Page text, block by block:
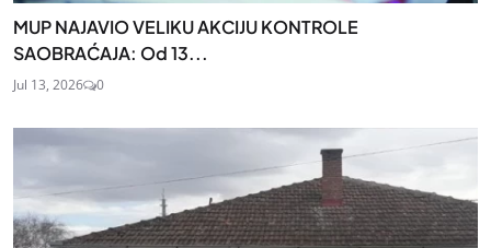
MUP NAJAVIO VELIKU AKCIJU KONTROLE
SAOBRAĆAJA: Od 13...
Jul 13, 2026 0